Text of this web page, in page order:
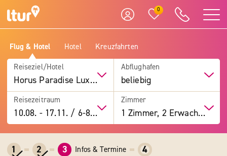
0
Flug & Hotel Hotel Kreuzfahrten
Reiseziel/Hotel
Horus Paradise Luxury Resort
Abflughafen
beliebig
Reisezeitraum
10.08. -17.11. / 6-8 Tage
Zimmer
1 Zimmer, 2 Erwachsene
1 2 3 Infos & Termine 4